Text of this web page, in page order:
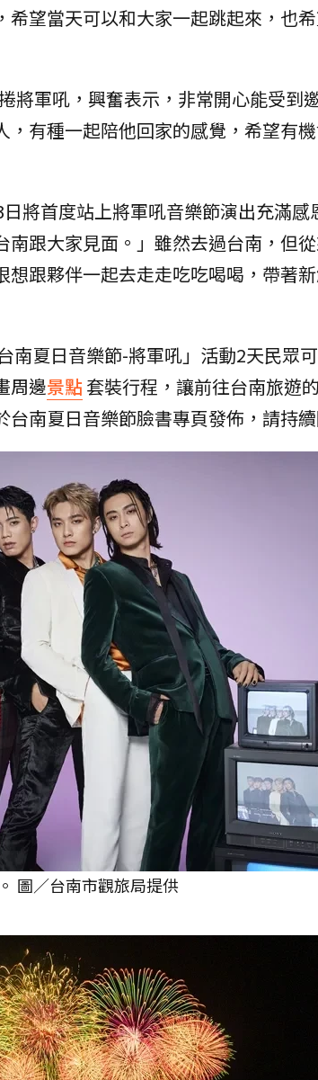
望當天可以和大家一起跳起來，也
將軍吼，興奮表示，非常開心能受到
有種一起陪他回家的感覺，希望有
將首度站上將軍吼音樂節演出充滿感
跟大家見面。」雖然去過台南，但
跟夥伴一起去走走吃吃喝喝，帶著
南夏日音樂節-將軍吼」活動2天民眾
周邊景點套裝行程，讓前往台南旅遊
南夏日音樂節臉書專頁發佈，請持續
圖／台南市觀旅局提供